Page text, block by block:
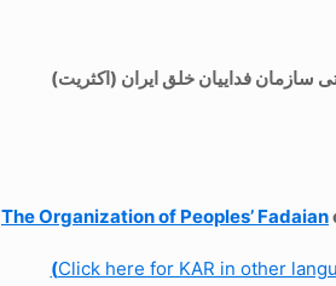
سازمان فداییان خلق ایران (اکثریت)
The Organization of Peoples’ Fadaian
(Click here for KAR in other